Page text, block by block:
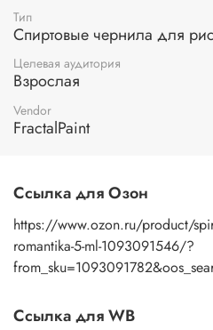
Тип
Спиртовые чернила для
Целевая аудитория
Взрослая
Vendor
FractalPaint
Ссылка для Озон
https://www.ozon.ru/product/
romantika-5-ml-1093091546/?
Ссылка для WB